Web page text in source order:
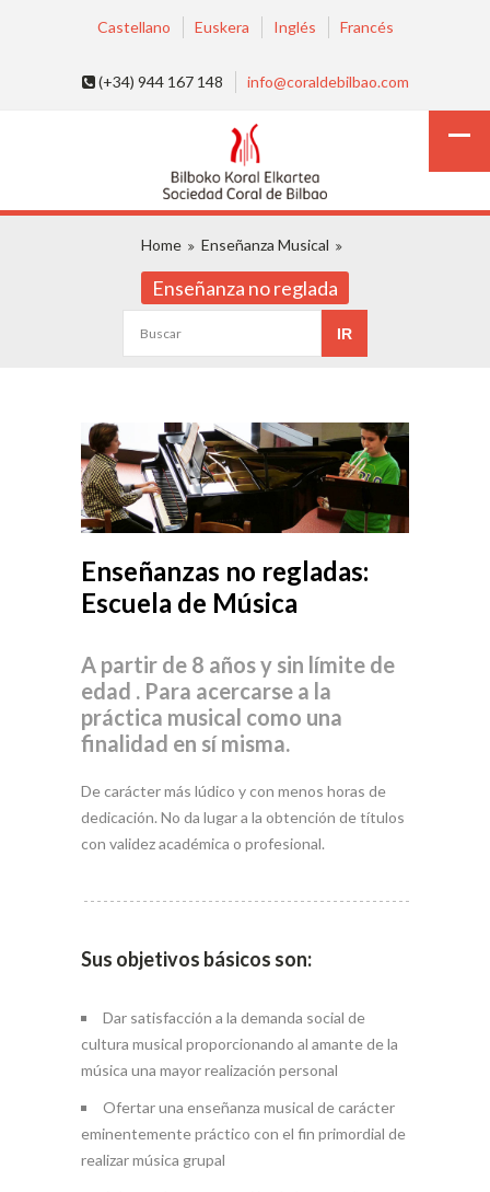
Castellano Euskera Inglés Francés
(+34) 944 167 148 info@coraldebilbao.com
Home Enseñanza Musical
Enseñanza no reglada
Enseñanzas no regladas:
Escuela de Música
A partir de 8 años y sin límite de
edad . Para acercarse a la
práctica musical como una
finalidad en sí misma.
De carácter más lúdico y con menos horas de
dedicación. No da lugar a la obtención de títulos
con validez académica o profesional.
Sus objetivos básicos son:
Dar satisfacción a la demanda social de
cultura musical proporcionando al amante de la
música una mayor realización personal
Ofertar una enseñanza musical de carácter
eminentemente práctico con el fin primordial de
realizar música grupal